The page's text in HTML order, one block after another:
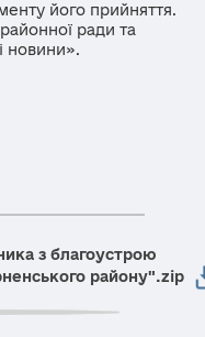
його прийняття.
ради та
новини».
з благоустрою
району".zip